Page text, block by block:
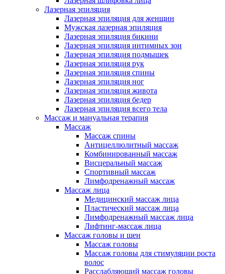
Лазерная эпиляция
Лазерная эпиляция для женщин
Мужская лазерная эпиляция
Лазерная эпиляция бикини
Лазерная эпиляция интимных зон
Лазерная эпиляция подмышек
Лазерная эпиляция рук
Лазерная эпиляция спины
Лазерная эпиляция ног
Лазерная эпиляция живота
Лазерная эпиляция бедер
Лазерная эпиляция всего тела
Массаж и мануальная терапия
Массаж
Массаж спины
Антицеллюлитный массаж
Комбинированный массаж
Висцеральный массаж
Спортивный массаж
Лимфодренажный массаж
Массаж лица
Медицинский массаж лица
Пластический массаж лица
Лимфодренажный массаж лица
Лифтинг-массаж лица
Массаж головы и шеи
Массаж головы
Массаж головы для стимуляции роста
волос
Расслабляющий массаж головы